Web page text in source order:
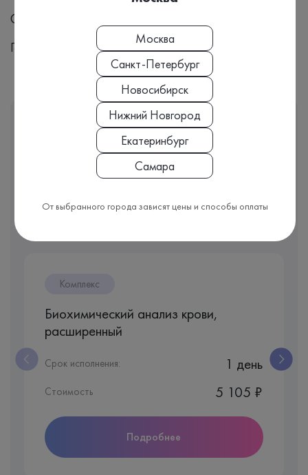
Синонимы
Гамма-ГТ, ГГТ, Печень, Алкоголь, Желтуха, Слабость
Этот анализ входит
В КОМПЛЕКС
Врачи часто назначают именно комплекс анализов, чтобы
видеть полную картину вашего здоровья.
Мы подобрали для вас несколько комплексов с выбранным
Комплекс
Биохимический анализ крови,
расширенный
Срок исполнения: 1 день
Стоимость 5 105 ₽
Подробнее
Москва
Санкт-Петербург
Новосибирск
Нижний Новгород
Екатеринбург
Самара
От выбранного города зависят цены и способы оплаты